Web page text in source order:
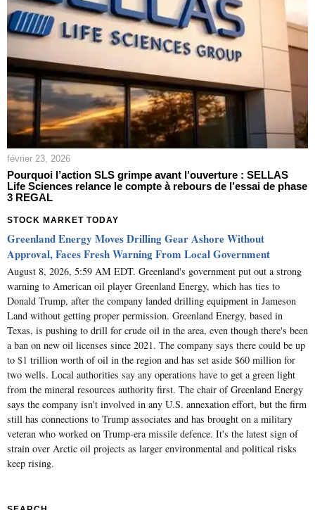
février 23, 2026
Pourquoi l’action SLS grimpe avant l’ouverture : SELLAS
Life Sciences relance le compte à rebours de l’essai de phase
3 REGAL
STOCK MARKET TODAY
Greenland Energy Moves Drilling Gear Ashore Without
Approval, Faces Fresh Warning From Local Government
August 8, 2026, 5:59 AM EDT. Greenland's government put out a strong
warning to American oil player Greenland Energy, which has ties to
Donald Trump, after the company landed drilling equipment in Jameson
Land without getting proper permission. Greenland Energy, based in
Texas, is pushing to drill for crude oil in the area, even though there's been
a ban on new oil licenses since 2021. The company says there could be up
to $1 trillion worth of oil in the region and has set aside $60 million for
two wells. Local authorities say any operations have to get a green light
from the mineral resources authority first. The chair of Greenland Energy
says the company isn't involved in any U.S. annexation effort, but the firm
still has connections to Trump associates and has brought on a military
veteran who worked on Trump-era missile defence. It's the latest sign of
strain over Arctic oil projects as larger environmental and political risks
keep rising.